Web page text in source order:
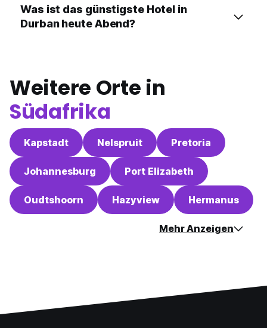
Was ist das günstigste Hotel in
Durban heute Abend?
Weitere Orte in
Südafrika
Kapstadt Nelspruit Pretoria
Johannesburg Port Elizabeth
Oudtshoorn Hazyview Hermanus
Mehr Anzeigen